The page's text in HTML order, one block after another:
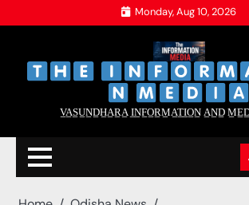
to
Monday, Aug 10, 2026
V̲A̲S̲U̲N̲D̲H̲A̲R̲A̲ I̲N̲F̲O̲R̲M̲A̲T̲I̲O̲N̲ A̲N̲D̲